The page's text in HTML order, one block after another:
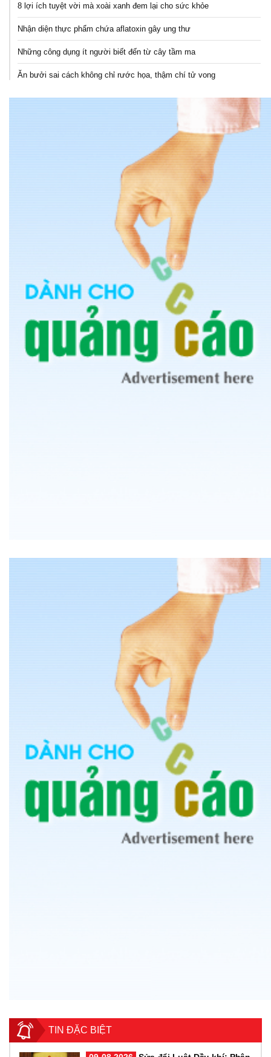
8 lợi ích tuyệt vời mà xoài xanh đem lại cho sức khỏe
Nhận diện thực phẩm chứa aflatoxin gây ung thư
Những công dụng ít người biết đến từ cây tầm ma
Ăn bưởi sai cách không chỉ rước họa, thậm chí tử vong
TIN ĐẶC BIỆT